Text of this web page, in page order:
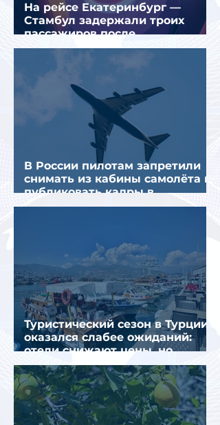
На рейсе Екатеринбург —
Стамбул задержали троих
пассажиров после
предполагаемой серии краж
В России пилотам запретили
снимать из кабины самолёта и
публиковать кадры в
интернете
Туристический сезон в Турции
оказался слабее ожиданий:
отели снижают цены, но
загрузка остается низкой